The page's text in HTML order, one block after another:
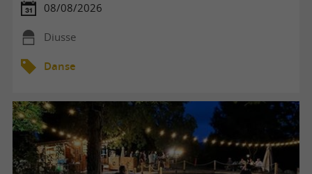
08/08/2026
Diusse
Danse